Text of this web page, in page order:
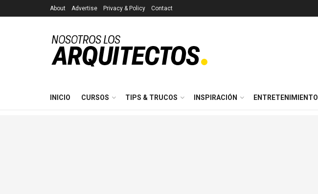
About Advertise Privacy & Policy Contact
INICIO CURSOS TIPS & TRUCOS INSPIRACIÓN ENTRETENIMIENTO